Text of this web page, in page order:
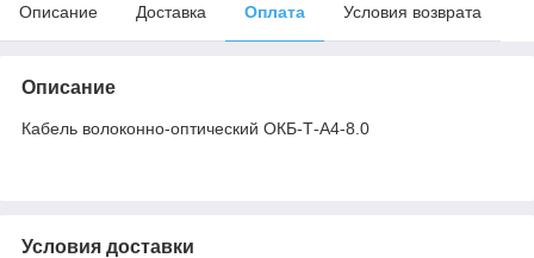
Описание Доставка Оплата Условия возврата
Описание
Кабель волоконно-оптический ОКБ-Т-А4-8.0
Условия доставки